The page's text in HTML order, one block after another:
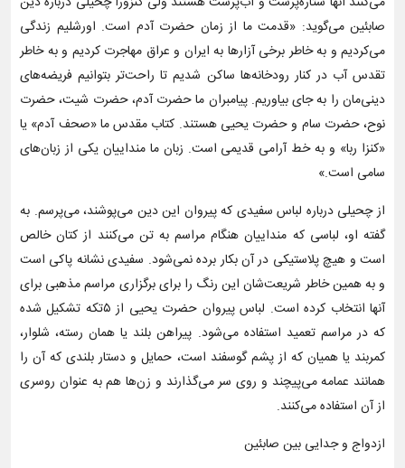
صابئین می‌گوید: «قدمت‌ ما از زمان حضرت آدم است. اورشلیم زندگی
می‌کردیم و به خاطر برخی آزارها به ایران و عراق مهاجرت کردیم و به خاطر
تقدس آب در کنار رودخانه‌ها ساکن شدیم تا راحت‌تر بتوانیم فریضه‌های
دینی‌مان را به جای بیاوریم. پیامبران ما حضرت آدم، حضرت شیت، حضرت
نوح، حضرت سام و حضرت یحیی هستند. کتاب مقدس ما «صحف آدم» یا
«کنزا ربا» و به خط آرامی قدیمی است. زبان ما منداییان یکی از زبان‌های
سامی است.»
از چحیلی درباره لباس سفیدی که پیروان این دین می‌پوشند، می‌پرسم. به
گفته او، لباسی که منداییان هنگام مراسم به تن می‌کنند از کتان خالص
است و هیچ پلاستیکی در آن بکار برده نمی‌شود. سفیدی نشانه پاکی است
و به همین خاطر شریعت‌شان این رنگ را برای برگزاری مراسم مذهبی برای
آنها انتخاب کرده است. لباس پیروان حضرت یحیی از ۵تکه تشکیل شده
که در مراسم تعمید استفاده می‌شود. پیراهن بلند یا همان رسته، شلوار،
کمربند یا همیان که از پشم گوسفند است، حمایل و دستار بلندی که آن را
همانند عمامه می‌پیچند و روی سر می‌گذارند و زن‌ها هم به عنوان روسری
از آن استفاده می‌کنند.
ازدواج و جدایی بین صابئین